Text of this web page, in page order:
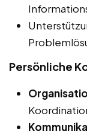
Persönliche